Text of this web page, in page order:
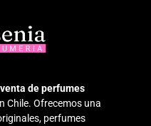
venta de perfumes
Chile. Ofrecemos una
perfumes